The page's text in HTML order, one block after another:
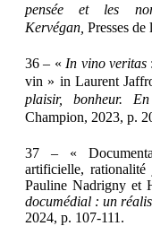
pensée et les
Kervégan, Presses
36 – « In vino veritas
vin » in Laurent
plaisir, bonheur.
Champion, 2023, p.
37 – «
artificielle,
Pauline Nadrigny et
documédial : un
2024, p. 107-111.